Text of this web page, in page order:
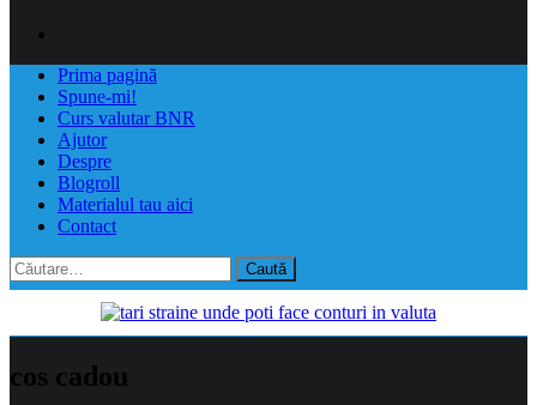
Prima pagină
Spune-mi!
Curs valutar BNR
Ajutor
Despre
Blogroll
Materialul tau aici
Contact
Caută
după:
cos cadou